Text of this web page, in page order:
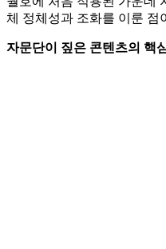
체 정체성과 조화를 이룬 점
자문단이 짚은 콘텐츠의 핵